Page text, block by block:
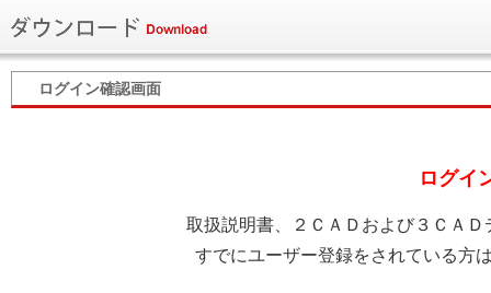
ログイン確認画面
ログイ
取扱説明書、２ＣＡＤおよび３ＣＡ
すでにユーザー登録をされている方